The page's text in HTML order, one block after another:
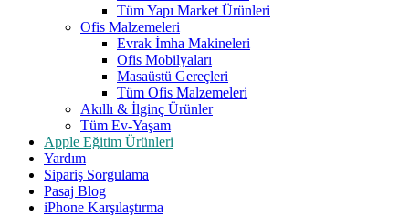
Tüm Yapı Market Ürünleri
Ofis Malzemeleri
Evrak İmha Makineleri
Ofis Mobilyaları
Masaüstü Gereçleri
Tüm Ofis Malzemeleri
Akıllı & İlginç Ürünler
Tüm Ev-Yaşam
Apple Eğitim Ürünleri
Yardım
Sipariş Sorgulama
Pasaj Blog
iPhone Karşılaştırma